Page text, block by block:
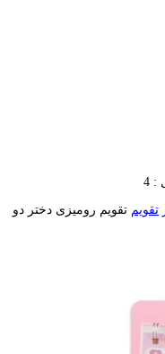
تقویم تقویم رومیزی دختر دو